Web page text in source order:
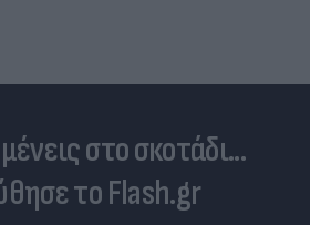
στο σκοτάδι...
το Flash.gr